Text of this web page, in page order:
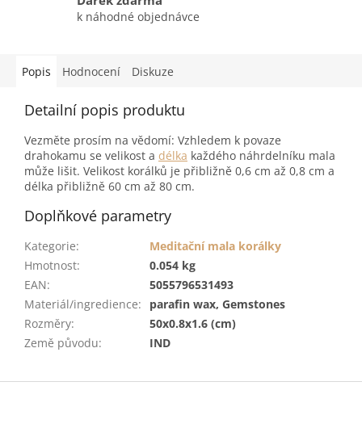
k náhodné objednávce
Popis Hodnocení Diskuze
Detailní popis produktu
Vezměte prosím na vědomí: Vzhledem k povaze
drahokamu se velikost a délka každého náhrdelníku mala
může lišit. Velikost korálků je přibližně 0,6 cm až 0,8 cm a
délka přibližně 60 cm až 80 cm.
Doplňkové parametry
Kategorie:
Meditační mala korálky
Hmotnost:
0.054 kg
EAN:
5055796531493
Materiál/ingredience:
parafin wax, Gemstones
Rozměry:
50x0.8x1.6 (cm)
Země původu: IND
Z